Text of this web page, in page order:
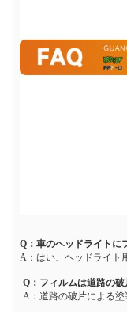
Q：車のヘッドライトに
A：はい、ヘッドライト
Q：フィルムは道路の
A：道路の破片による塗